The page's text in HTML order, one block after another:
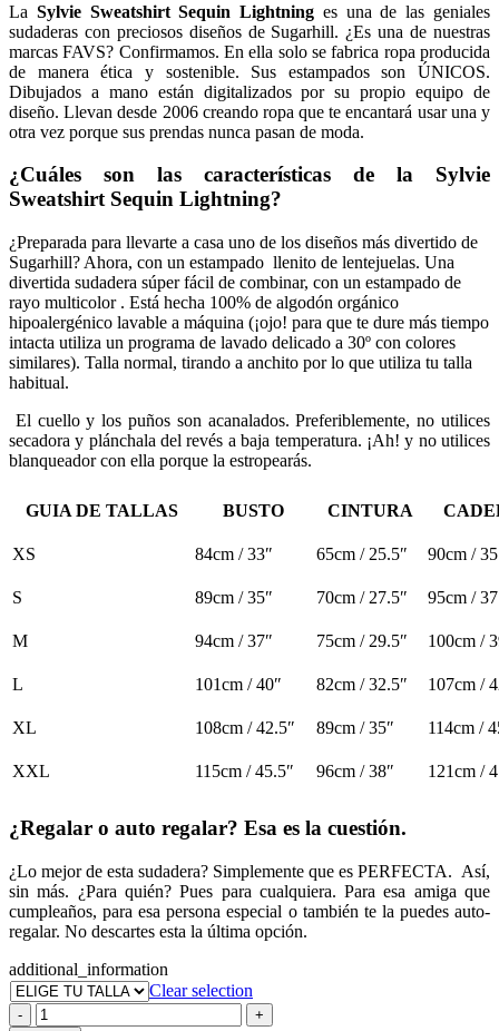
La Sylvie Sweatshirt Sequin Lightning es una de las geniales
sudaderas con preciosos diseños de Sugarhill. ¿Es una de nuestras
marcas FAVS? Confirmamos. En ella solo se fabrica ropa producida
de manera ética y sostenible. Sus estampados son ÚNICOS.
Dibujados a mano están digitalizados por su propio equipo de
diseño. Llevan desde 2006 creando ropa que te encantará usar una y
otra vez porque sus prendas nunca pasan de moda.
¿Cuáles son las características de la Sylvie
Sweatshirt Sequin Lightning?
¿Preparada para llevarte a casa uno de los diseños más divertido de
Sugarhill? Ahora, con un estampado llenito de lentejuelas. Una
divertida sudadera súper fácil de combinar, con un estampado de
rayo multicolor . Está hecha 100% de algodón orgánico
hipoalergénico lavable a máquina (¡ojo! para que te dure más tiempo
intacta utiliza un programa de lavado delicado a 30º con colores
similares). Talla normal, tirando a anchito por lo que utiliza tu talla
habitual.
El cuello y los puños son acanalados. Preferiblemente, no utilices
secadora y plánchala del revés a baja temperatura. ¡Ah! y no utilices
blanqueador con ella porque la estropearás.
GUIA DE TALLAS BUSTO CINTURA
XS 84cm / 33″ 65cm / 25.5″ 90cm /
S 89cm / 35″ 70cm / 27.5″ 95cm /
M 94cm / 37″ 75cm / 29.5″ 100cm /
L 101cm / 40″ 82cm / 32.5″ 107cm /
XL 108cm / 42.5″ 89cm / 35″ 114cm /
XXL 115cm / 45.5″ 96cm / 38″ 121cm /
¿Regalar o auto regalar? Esa es la cuestión.
¿Lo mejor de esta sudadera? Simplemente que es PERFECTA. Así,
sin más. ¿Para quién? Pues para cualquiera. Para esa amiga que
cumpleaños, para esa persona especial o también te la puedes auto-
regalar. No descartes esta la última opción.
additional_information
Clear selection
-
Sylvie
+